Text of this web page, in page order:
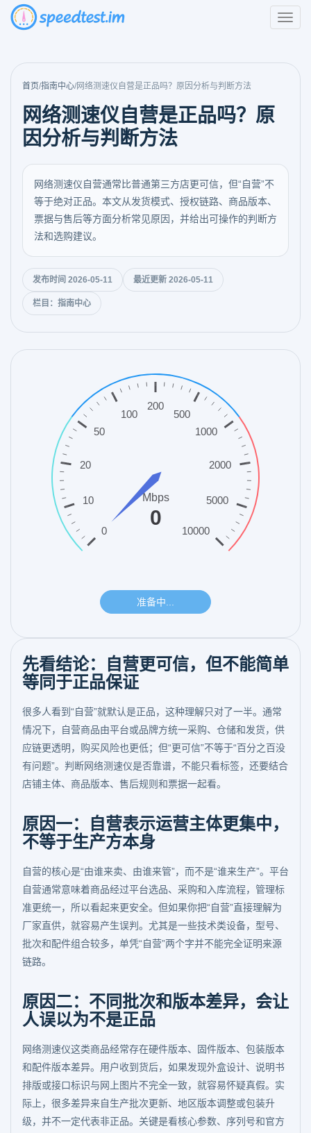
首页/指南中心/网络测速仪自营是正品吗？原因分析与判断方法
网络测速仪自营是正品吗？原
因分析与判断方法
网络测速仪自营通常比普通第三方店更可信，但“自营”不
等于绝对正品。本文从发货模式、授权链路、商品版本、
票据与售后等方面分析常见原因，并给出可操作的判断方
法和选购建议。
发布时间 2026-05-11 最近更新 2026-05-11
栏目：指南中心
先看结论：自营更可信，但不能简单
等同于正品保证
很多人看到“自营”就默认是正品，这种理解只对了一半。通常
情况下，自营商品由平台或品牌方统一采购、仓储和发货，供
应链更透明，购买风险也更低；但“更可信”不等于“百分之百没
有问题”。判断网络测速仪是否靠谱，不能只看标签，还要结合
店铺主体、商品版本、售后规则和票据一起看。
原因一：自营表示运营主体更集中，
不等于生产方本身
自营的核心是“由谁来卖、由谁来管”，而不是“谁来生产”。平台
自营通常意味着商品经过平台选品、采购和入库流程，管理标
准更统一，所以看起来更安全。但如果你把“自营”直接理解为
厂家直供，就容易产生误判。尤其是一些技术类设备，型号、
批次和配件组合较多，单凭“自营”两个字并不能完全证明来源
链路。
原因二：不同批次和版本差异，会让
人误以为不是正品
网络测速仪这类商品经常存在硬件版本、固件版本、包装版本
和配件版本差异。用户收到货后，如果发现外盒设计、说明书
排版或接口标识与网上图片不完全一致，就容易怀疑真假。实
际上，很多差异来自生产批次更新、地区版本调整或包装升
级，并不一定代表非正品。关键是看核心参数、序列号和官方